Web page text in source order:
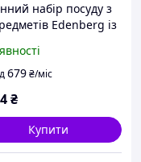
набір посуду з
Edenberg із
червоний
679₴/міс
₴
Купити